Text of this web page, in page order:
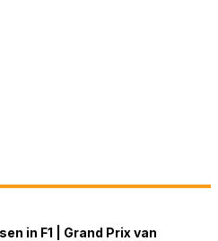
in F1 | Grand Prix van